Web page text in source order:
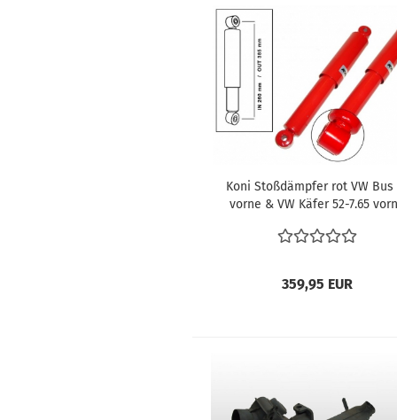
Koni Stoßdämpfer rot VW Bus
vorne & VW Käfer 52-7.65
359,95 EUR